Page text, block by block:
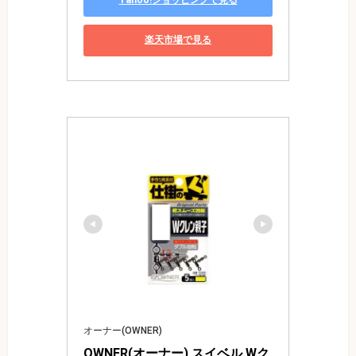
楽天市場で見る
オーナー(OWNER)
OWNER(オーナー) スイベル Wク